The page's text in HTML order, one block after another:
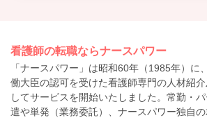
看護師の転職ならナースパワー
「ナースパワー」は昭和60年（1985年）に
働大臣の認可を受けた看護師専門の人材紹
してサービスを開始いたしました。常勤・
遣や単発（業務委託）、ナースパワー独自